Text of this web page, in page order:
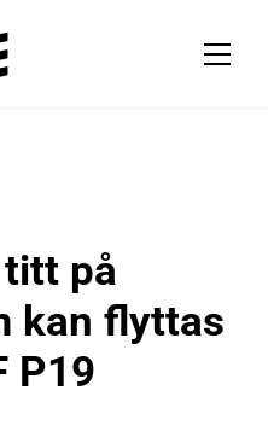
titt på
kan flyttas
P19